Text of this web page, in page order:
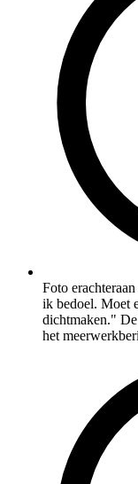
Foto
ik bedoel. Moet
dichtmaken."
het